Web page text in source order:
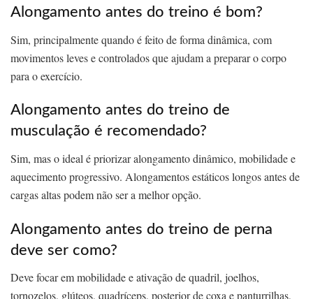
Alongamento antes do treino é bom?
Sim, principalmente quando é feito de forma dinâmica, com
movimentos leves e controlados que ajudam a preparar o corpo
para o exercício.
Alongamento antes do treino de
musculação é recomendado?
Sim, mas o ideal é priorizar alongamento dinâmico, mobilidade e
aquecimento progressivo. Alongamentos estáticos longos antes de
cargas altas podem não ser a melhor opção.
Alongamento antes do treino de perna
deve ser como?
Deve focar em mobilidade e ativação de quadril, joelhos,
tornozelos, glúteos, quadríceps, posterior de coxa e panturrilhas,